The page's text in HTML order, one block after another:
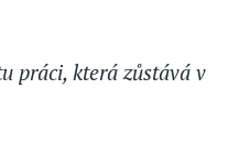
práci, která zůstává v